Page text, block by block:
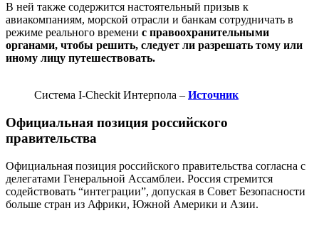
В ней также содержится настоятельный призыв к
авиакомпаниям, морской отрасли и банкам сотрудничать в
режиме реального времени с правоохранительными
органами, чтобы решить, следует ли разрешать тому или
иному лицу путешествовать.
Система I-Checkit Интерпола – Источник
Официальная позиция российского
правительства
Официальная позиция российского правительства согласна с
делегатами Генеральной Ассамблеи. Россия стремится
содействовать “интеграции”, допуская в Совет Безопасности
больше стран из Африки, Южной Америки и Азии.